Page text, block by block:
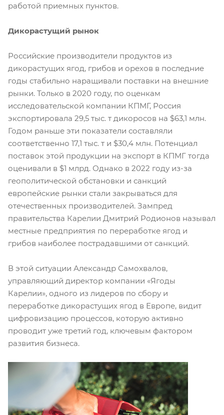
работой приемных пунктов.
Дикорастущий рынок
Российские производители продуктов из
дикорастущих ягод, грибов и орехов в последние
годы стабильно наращивали поставки на внешние
рынки. Только в 2020 году, по оценкам
исследовательской компании КПМГ, Россия
экспортировала 29,5 тыс. т дикоросов на $63,1 млн.
Годом раньше эти показатели составляли
соответственно 17,1 тыс. т и $30,4 млн. Потенциал
поставок этой продукции на экспорт в КПМГ тогда
оценивали в $1 млрд. Однако в 2022 году из-за
геополитической обстановки и санкций
европейские рынки стали закрываться для
отечественных производителей. Зампред
правительства Карелии Дмитрий Родионов называл
местные предприятия по переработке ягод и
грибов наиболее пострадавшими от санкций.
В этой ситуации Александр Самохвалов,
управляющий директор компании «Ягоды
Карелии», одного из лидеров по сбору и
переработке дикорастущих ягод в Европе, видит
цифровизацию процессов, которую активно
проводит уже третий год, ключевым фактором
развития бизнеса.